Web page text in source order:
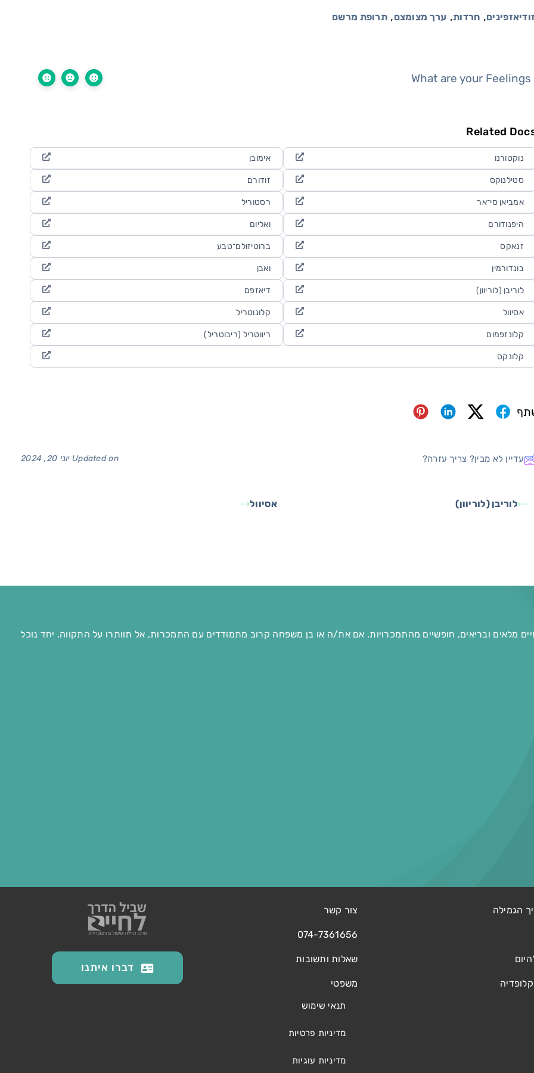
, חרדות, ערך מצומצם, תרופת מרשם
What are your Feelings
Related
נוקטורנו אימובן
סטילנוקס זודורם
אמביאן סי־אר רסטוריל
היפנודורם ואליום
זנאקס ברוטיזולם־טבע
בונדורמין ואבן
לוריבן (לוריוון) דיאזפם
אסיוול קלונוטריל
קלונזפמום ריווטריל (ריבוטריל)
קלונקס
עדיין לא מבין? צריך עזרה? Updated on יוני 20, 2024
לוריבן (לוריוון) אסיוול
מלאים ובריאים, חופשיים מהתמכרויות. אם את/ה או בן משפחה קרוב מתמודדים עם התמכרות, אל תוותרו על התקווה. יחד נוכל
הגמילה צור קשר
074-7361656
שאלות ותשובות
משפטי
תנאי שימוש
מדיניות פרטיות
מדיניות עוגיות
דברו איתנו